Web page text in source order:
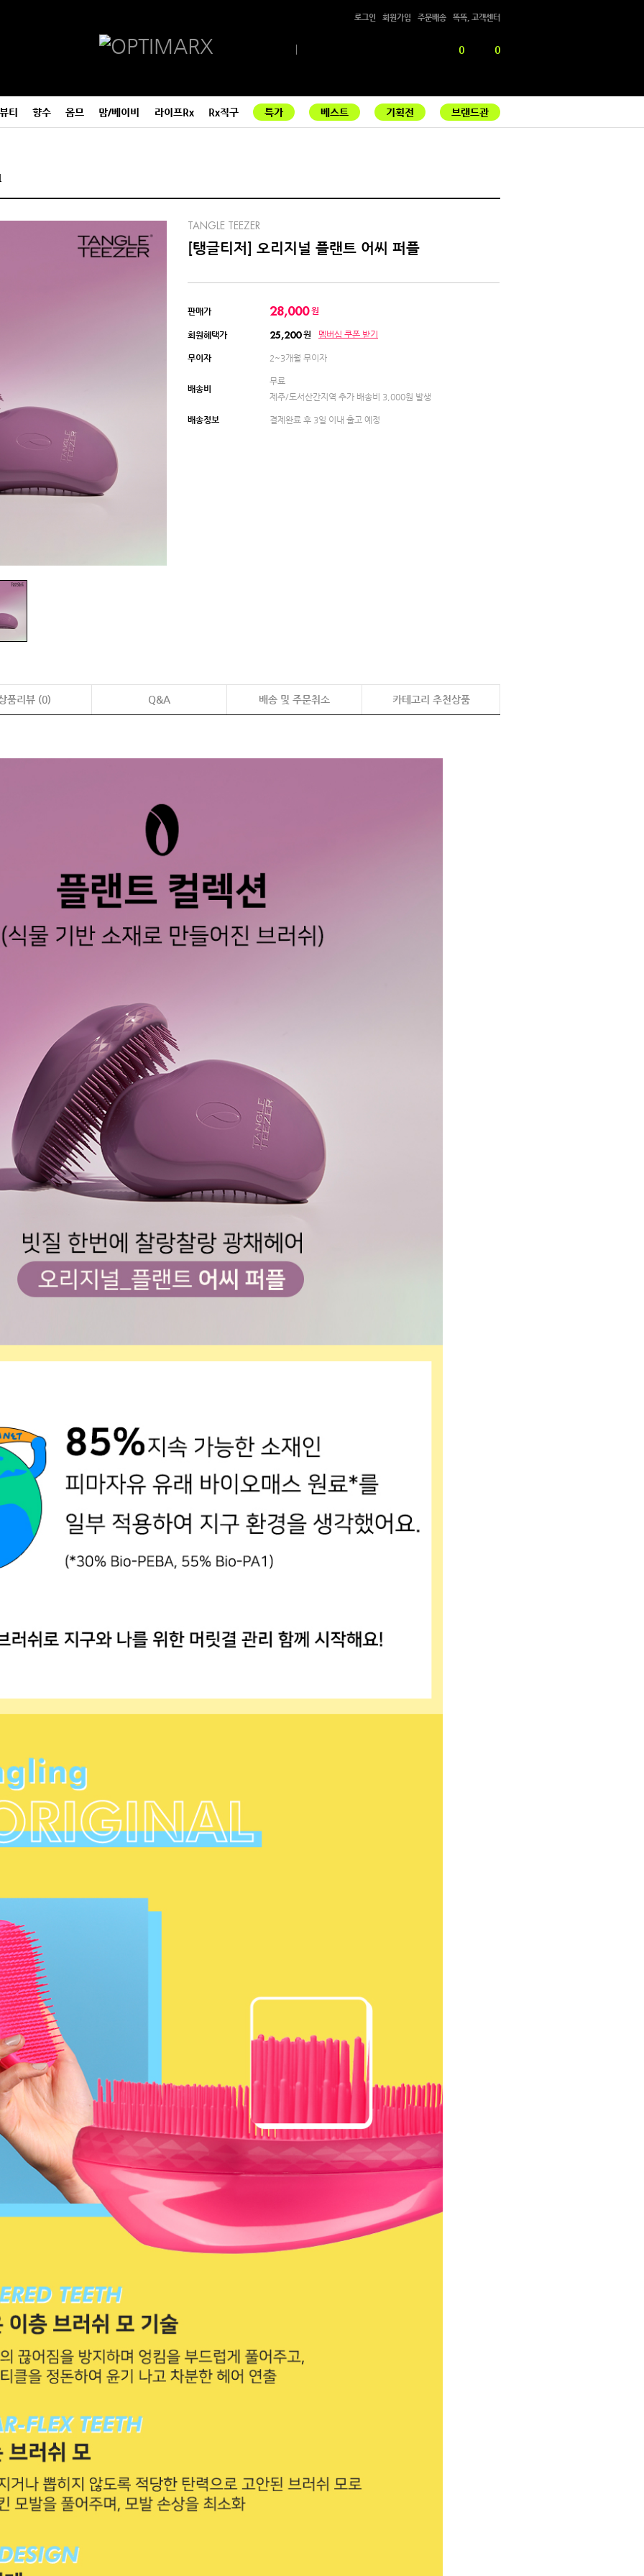
로그인 회원가입 주문배송 똑똑, 고객센터
0 0
티 향수 옴므 맘/베이비 라이프Rx Rx직구 특가 베스트 기획전 브랜드관
TANGLE TEEZER
[탱글티저] 오리지널 플랜트 어씨 퍼플
판매가 28,000 원
회원혜택가 25,200 원 멤버십 쿠폰 받기
무이자 2~3개월 무이자
배송비
무료
제주/도서산간지역 추가 배송비 3,000원 발생
배송정보 결제완료 후 3일 이내 출고 예정
품리뷰 (0) Q&A 배송 및 주문취소 카테고리 추천상품